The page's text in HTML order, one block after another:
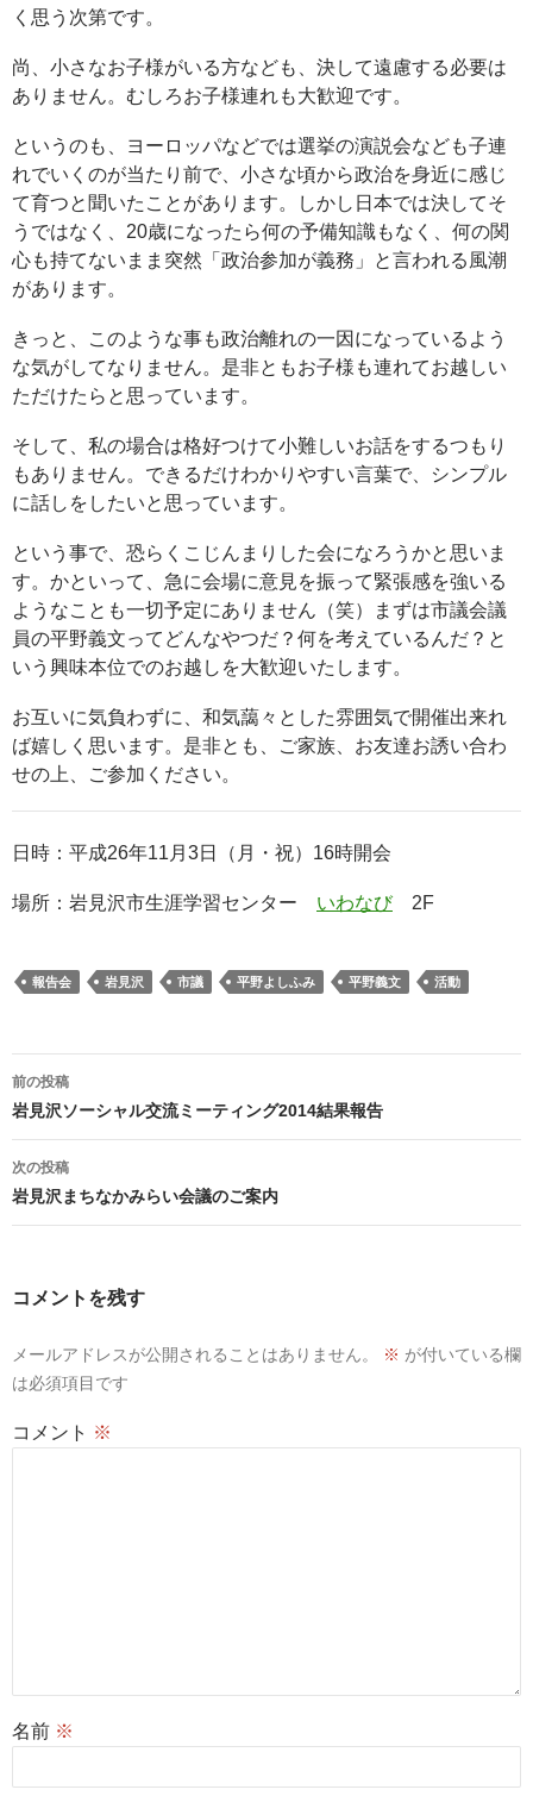
く思う次第です。
尚、小さなお子様がいる方なども、決して遠慮する必要は
ありません。むしろお子様連れも大歓迎です。
というのも、ヨーロッパなどでは選挙の演説会なども子連
れでいくのが当たり前で、小さな頃から政治を身近に感じ
て育つと聞いたことがあります。しかし日本では決してそ
うではなく、20歳になったら何の予備知識もなく、何の関
心も持てないまま突然「政治参加が義務」と言われる風潮
があります。
きっと、このような事も政治離れの一因になっているよう
な気がしてなりません。是非ともお子様も連れてお越しい
ただけたらと思っています。
そして、私の場合は格好つけて小難しいお話をするつもり
もありません。できるだけわかりやすい言葉で、シンプル
に話しをしたいと思っています。
という事で、恐らくこじんまりした会になろうかと思いま
す。かといって、急に会場に意見を振って緊張感を強いる
ようなことも一切予定にありません（笑）まずは市議会議
員の平野義文ってどんなやつだ？何を考えているんだ？と
いう興味本位でのお越しを大歓迎いたします。
お互いに気負わずに、和気藹々とした雰囲気で開催出来れ
ば嬉しく思います。是非とも、ご家族、お友達お誘い合わ
せの上、ご参加ください。
日時：平成26年11月3日（月・祝）16時開会
場所：岩見沢市生涯学習センター いわなび2F
報告会 岩見沢 市議 平野よしふみ 平野義文 活動
稿
ビ
ゲ
ー
ョ
前の投稿
岩見沢ソーシャル交流ミーティング2014結果報告
次の投稿
岩見沢まちなかみらい会議のご案内
コメントを残す
メールアドレスが公開されることはありません。 ※ が付いている欄
は必須項目です
コメント ※
名前 ※